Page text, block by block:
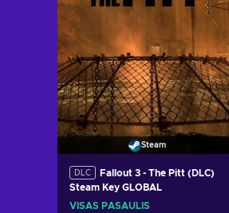
Steam
DLC
Fallout 3 - The Pitt (DLC)
Steam Key GLOBAL
VISAS PASAULIS